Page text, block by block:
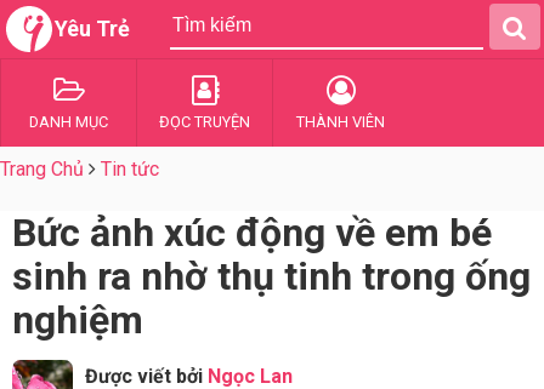
Yêu Trẻ
DANH MỤC ĐỌC TRUYỆN THÀNH VIÊN
Trang Chủ Tin tức
Bức ảnh xúc động về em bé
sinh ra nhờ thụ tinh trong ống
nghiệm
Được viết bởi Ngọc Lan